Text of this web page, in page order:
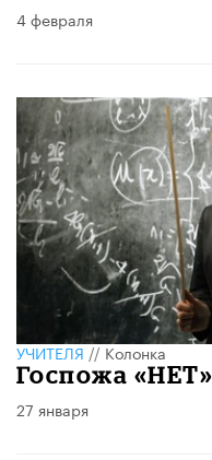
4 февраля
УЧИТЕЛЯ//Колонка
Госпожа «НЕТ»
27 января